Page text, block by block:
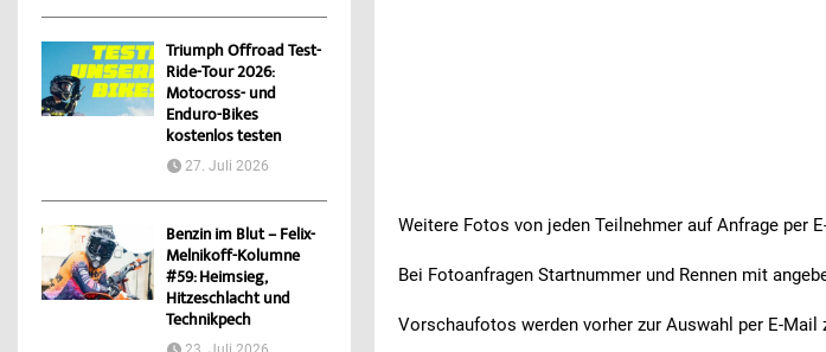
Weitere Fotos von jeden Teilnehmer auf Anfrage per
Bei Fotoanfragen Startnummer und Rennen mit
Vorschaufotos werden vorher zur Auswahl per E-Mail
Triumph Offroad Test-
Ride-Tour 2026:
Motocross- und
Enduro-Bikes
kostenlos testen
27. Juli 2026
Benzin im Blut – Felix-
Melnikoff-Kolumne
#59: Heimsieg,
Hitzeschlacht und
Technikpech